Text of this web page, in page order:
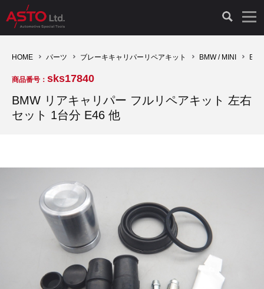
診断機（16）
キープログラマー（4）
オプション品（17）
その他（9）
診断テスター（10）
キープログラマー（20）
安定化電源ユニット（8）
バッテリーテスター（4）
古い車両用診断テスター（10）
HCB TOOLS（45）
AST TOOLS（51）
ドイツ車（211）
イタリア/フランス車（27）
イギリス車（23）
オシロスコープ（2）
オシロ関連商品（9）
その他（8）
ドイツ車（427）
イタリア/フランス車（145）
スウェーデン車（45）
日本車（40）
ロシア（8）
現品修理（77）
リビルト品（58）
イモビライザーOFF（1）
オシロスコープ（10）
アクセサリー（13）
HOME パーツ ブレーキキャリパーリペアキット BMW / MINI
商品番号： sks17840
BMW リアキャリパー フルリペアキット 左右
セット 1台分 E46 他